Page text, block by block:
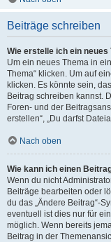
Beiträge schreiben
Wie erstelle ich ein
Um ein neues Thema in
Thema“ klicken. Um auf
klicken. Es könnte sein,
Beitrag schreiben kannst.
Foren- und der
erstellen“, „Du darfst
Nach oben
Wie kann ich einen
Wenn du nicht
Beiträge bearbeiten oder
du das „Ändere Beitrag“-
eventuell ist dies nur für
möglich. Wenn bereits
Beitrag in der